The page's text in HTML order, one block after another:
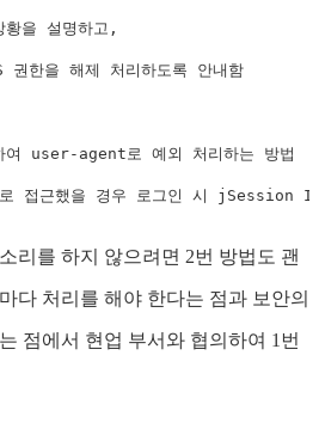
을 설명하고,
한을 해제 처리하도록 안내함
여 user-agent로 예외 처리하는 방법
접근했을 경우 로그인 시 jSession
리를 하지 않으려면 2번 방법도 괜
다 처리를 해야 한다는 점과 보안의
점에서 현업 부서와 협의하여 1번